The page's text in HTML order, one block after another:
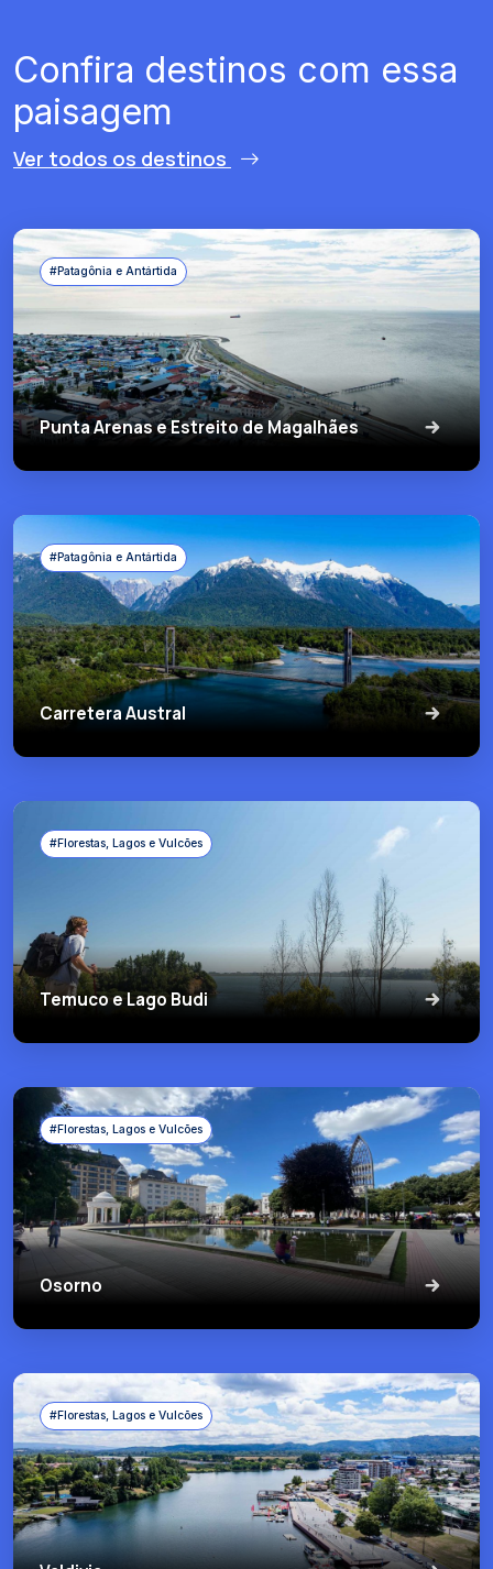
Confira destinos com essa
paisagem
Ver todos os destinos
#Patagônia e Antártida
Punta Arenas e Estreito de Magalhães
#Patagônia e Antártida
Carretera Austral
#Florestas, Lagos e Vulcões
Temuco e Lago Budi
#Florestas, Lagos e Vulcões
Osorno
#Florestas, Lagos e Vulcões